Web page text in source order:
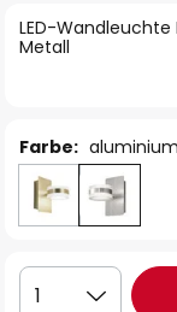
LED-
Metall
Farbe:
1